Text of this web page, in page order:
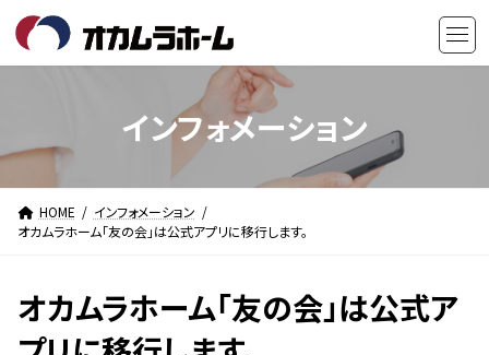
テ
ス
キ
ゲ
ン
に
インフォメーション
HOME
インフォメーション
オカムラホーム「友の会」は公式アプリに移行します。
オカムラホーム「友の会」は公式ア